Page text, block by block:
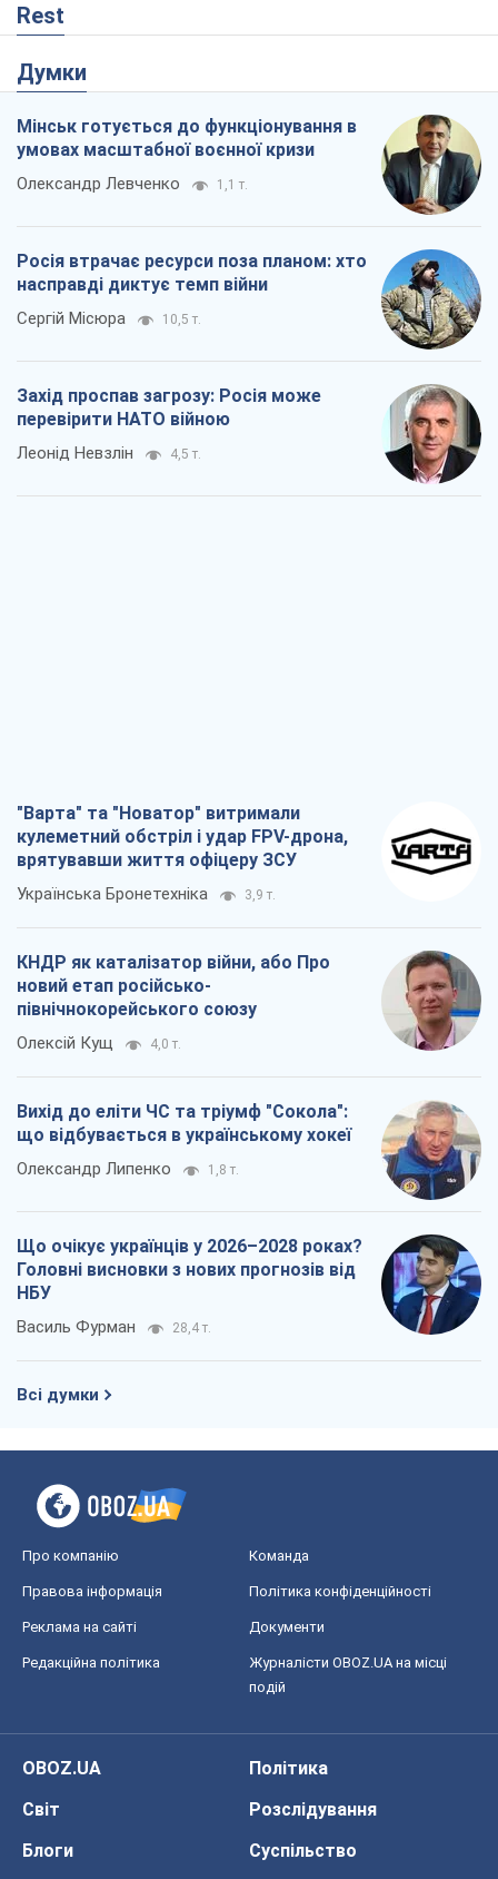
Rest
Думки
Мінськ готується до функціонування в
умовах масштабної воєнної кризи
Олександр Левченко 1,1 т.
Росія втрачає ресурси поза планом: хто
насправді диктує темп війни
Сергій Місюра 10,5 т.
Захід проспав загрозу: Росія може
перевірити НАТО війною
Леонід Невзлін 4,5 т.
"Варта" та "Новатор" витримали
кулеметний обстріл і удар FPV-дрона,
врятувавши життя офіцеру ЗСУ
Українська Бронетехніка 3,9 т.
КНДР як каталізатор війни, або Про
новий етап російсько-
північнокорейського союзу
Олексій Кущ 4,0 т.
Вихід до еліти ЧС та тріумф "Сокола":
що відбувається в українському хокеї
Олександр Липенко 1,8 т.
Що очікує українців у 2026–2028 роках?
Головні висновки з нових прогнозів від
НБУ
Василь Фурман 28,4 т.
Всі думки
Про компанію Команда
Правова інформація Політика конфіденційності
Реклама на сайті Документи
Редакційна політика
Журналісти OBOZ.UA на місці
подій
OBOZ.UA
Політика
Світ
Розслідування
Блоги
Суспільство